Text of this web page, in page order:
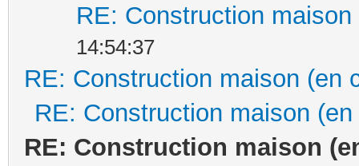
RE: Construction
14:54:37
RE: Construction maison (en
RE: Construction maison
RE: Construction maison